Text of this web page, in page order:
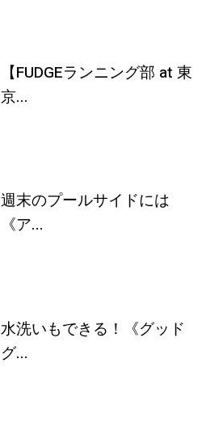
【FUDGEランニング部 at 東
京...
週末のプールサイドには
《ア...
水洗いもできる！《グッド
グ...